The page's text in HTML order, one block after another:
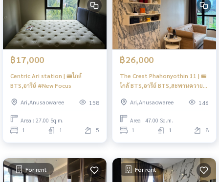
฿17,000
Centric Ari station | 🚝ใกล้
BTS,อารีย์ #New Focus
Ari,Anusaowaree 158
Area : 27.00 Sq.m.
1 1 5
฿26,000
The Crest Phahonyothin 11 | 🚝
ใกล้ BTS,อารีย์ BTS,สะพานควาย
Ari,Anusaowaree
146
Area : 47.00 Sq.m.
1 1 8
For rent For rent